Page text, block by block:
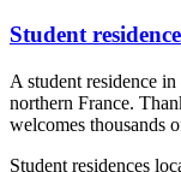
Student
A student residence
northern France.
welcomes thousands
Student residences